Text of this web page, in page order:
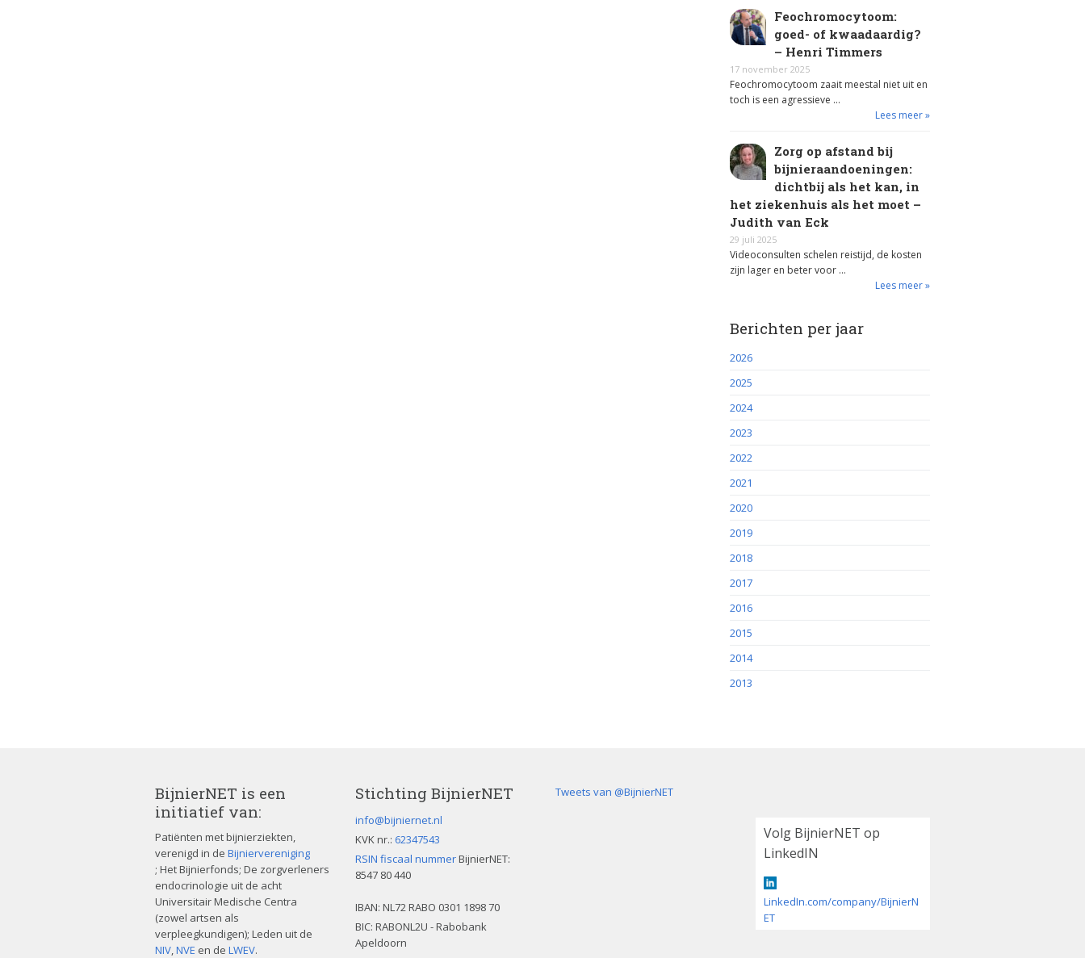
Feochromocytoom:
goed- of kwaadaardig?
– Henri Timmers
17 november 2025
Feochromocytoom zaait meestal niet uit en
toch is een agressieve …
Lees meer »
Zorg op afstand bij
bijnieraandoeningen:
dichtbij als het kan, in
het ziekenhuis als het moet –
Judith van Eck
29 juli 2025
Videoconsulten schelen reistijd, de kosten
zijn lager en beter voor …
Lees meer »
Berichten per jaar
2026
2025
2024
2023
2022
2021
2020
2019
2018
2017
2016
2015
2014
2013
BijnierNET is een
initiatief van:
Patiënten met bijnierziekten,
verenigd in de Bijniervereniging
; Het Bijnierfonds; De zorgverleners
endocrinologie uit de acht
Universitair Medische Centra
(zowel artsen als
verpleegkundigen); Leden uit de
NIV,NVE en de LWEV.
Stichting BijnierNET
info@bijniernet.nl
KVK nr.: 62347543
RSIN fiscaal nummerBijnierNET:
8547 80 440
IBAN: NL72 RABO 0301 1898 70
BIC: RABONL2U - Rabobank
Apeldoorn
Tweets van @BijnierNET
Volg BijnierNET op
LinkedIN
LinkedIn.com/company/BijnierN
ET